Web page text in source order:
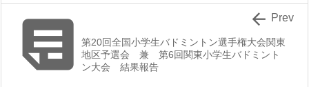
第20回全国小学生バドミントン選手権大会関東
地区予選会 兼 第6回関東小学生バドミント
ン大会 結果報告
 Prev